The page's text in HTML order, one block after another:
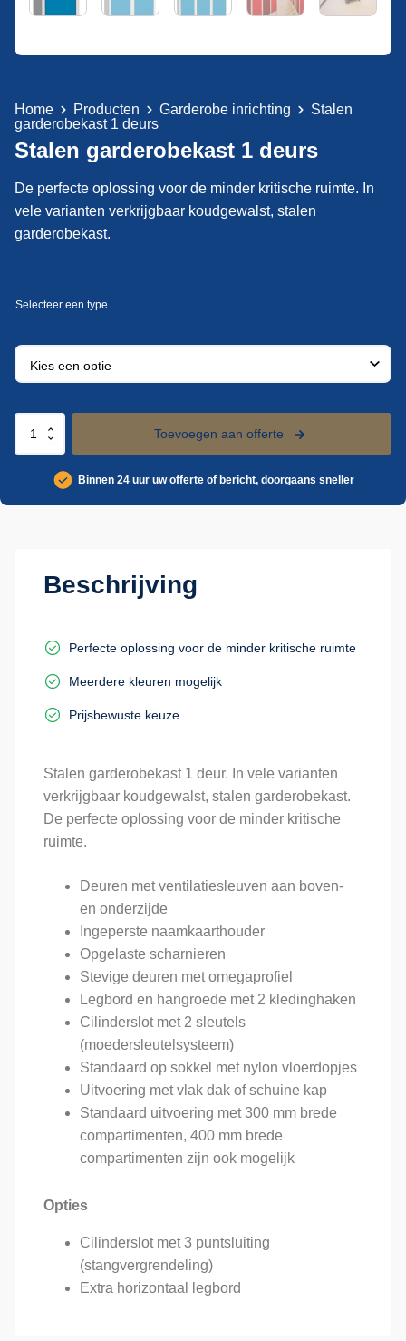
Home Producten Garderobe inrichting
Stalen
garderobekast 1 deurs
Stalen garderobekast 1 deurs
De perfecte oplossing voor de minder kritische ruimte. In
vele varianten verkrijgbaar koudgewalst, stalen
garderobekast.
Stalen
Toevoegen aan offerte
Binnen 24 uur uw offerte of bericht, doorgaans sneller
Beschrijving
Perfecte oplossing voor de minder kritische ruimte
Meerdere kleuren mogelijk
Prijsbewuste keuze
Stalen garderobekast 1 deur. In vele varianten
verkrijgbaar koudgewalst, stalen garderobekast.
De perfecte oplossing voor de minder kritische
ruimte.
Deuren met ventilatiesleuven aan boven-
en onderzijde
Ingeperste naamkaarthouder
Opgelaste scharnieren
Stevige deuren met omegaprofiel
Legbord en hangroede met 2 kledinghaken
Cilinderslot met 2 sleutels
(moedersleutelsysteem)
Standaard op sokkel met nylon vloerdopjes
Uitvoering met vlak dak of schuine kap
Standaard uitvoering met 300 mm brede
compartimenten, 400 mm brede
compartimenten zijn ook mogelijk
Opties
Cilinderslot met 3 puntsluiting
(stangvergrendeling)
Extra horizontaal legbord